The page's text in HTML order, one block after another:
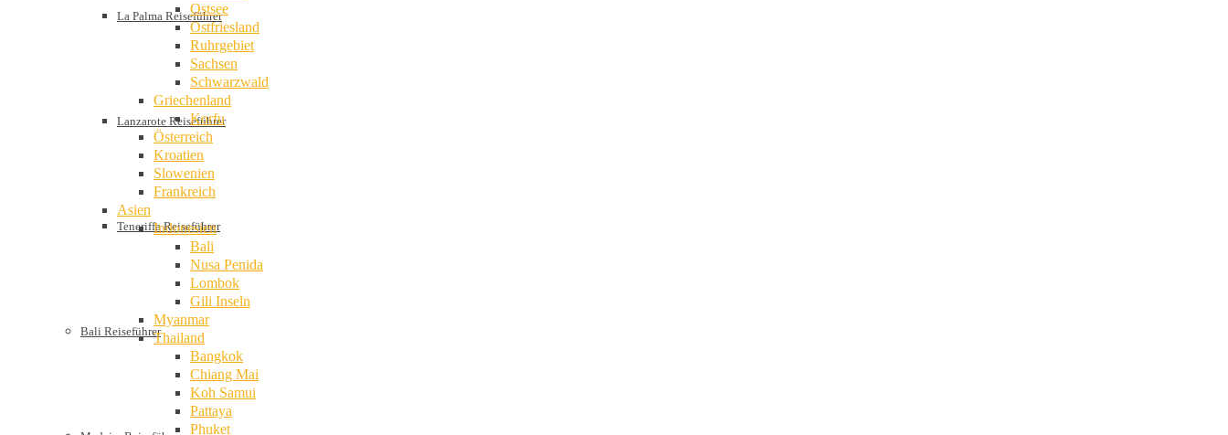
La Palma Reiseführer
Lanzarote Reiseführer
Teneriffa Reiseführer
Bali Reiseführer
Ostsee
Ostfriesland
Ruhrgebiet
Sachsen
Schwarzwald
Griechenland
Korfu
Österreich
Kroatien
Slowenien
Frankreich
Asien
Indonesien
Bali
Nusa Penida
Lombok
Gili Inseln
Myanmar
Thailand
Bangkok
Chiang Mai
Koh Samui
Pattaya
Phuket